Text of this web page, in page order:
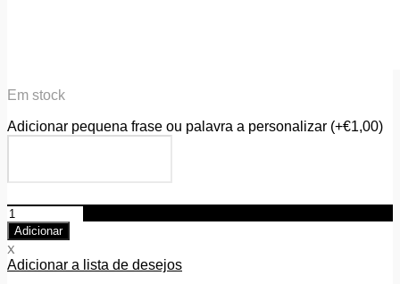
Em stock
Adicionar pequena frase ou palavra a personalizar (+€1,00)
Quantidade
de
Capa
de
Almofada
Adicionar
x
Adicionar a lista de desejos